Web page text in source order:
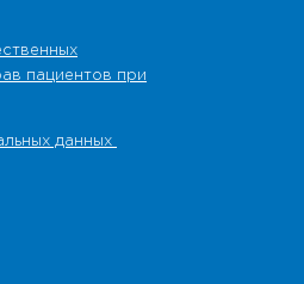
пациентов при
данных